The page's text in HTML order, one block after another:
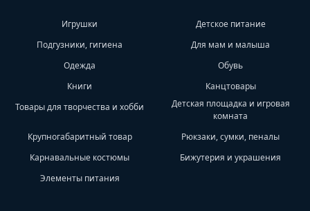
Игрушки
Детское питание
Подгузники, гигиена
Для мам и малыша
Одежда
Обувь
Книги
Канцтовары
Товары для творчества и хобби
Детская площадка и игровая
комната
Крупногабаритный товар
Рюкзаки, сумки, пеналы
Карнавальные костюмы
Бижутерия и украшения
Элементы питания